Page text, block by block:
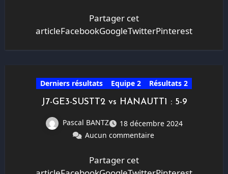
Partager cet
articleFacebookGoogleTwitterPinterest
Derniers résultats Equipe 2 Résultats 2
J7-GE3-SUSTT2 vs HANAUTT1 : 5-9
Pascal BANTZ
18 décembre 2024
Aucun commentaire
Partager cet